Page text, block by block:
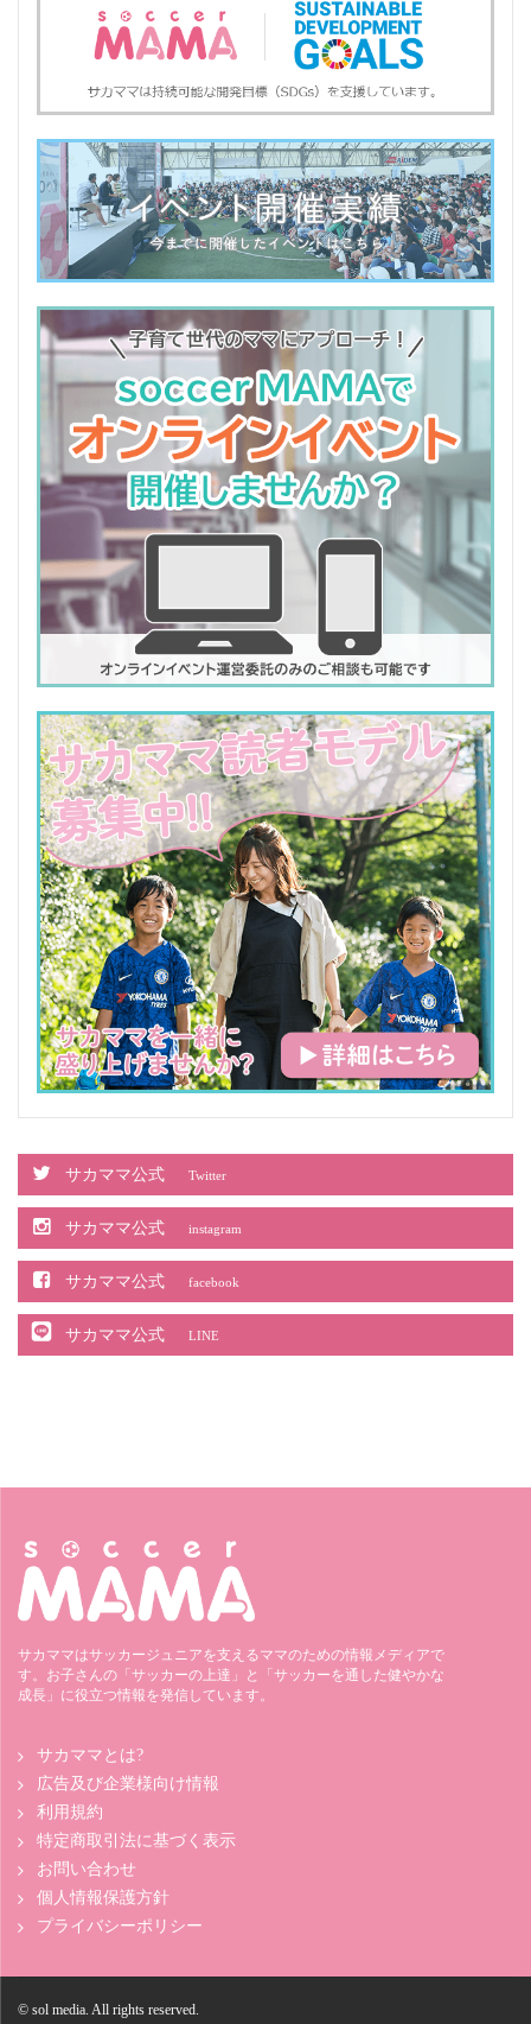
サカママ公式 Twitter
サカママ公式 instagram
サカママ公式 facebook
サカママ公式 LINE
サカママはサッカージュニアを支えるママのための情報メディアで
す。お子さんの「サッカーの上達」と「サッカーを通した健やかな
成長」に役立つ情報を発信しています。
サカママとは?
広告及び企業様向け情報
利用規約
特定商取引法に基づく表示
お問い合わせ
個人情報保護方針
プライバシーポリシー
© sol media. All rights reserved.